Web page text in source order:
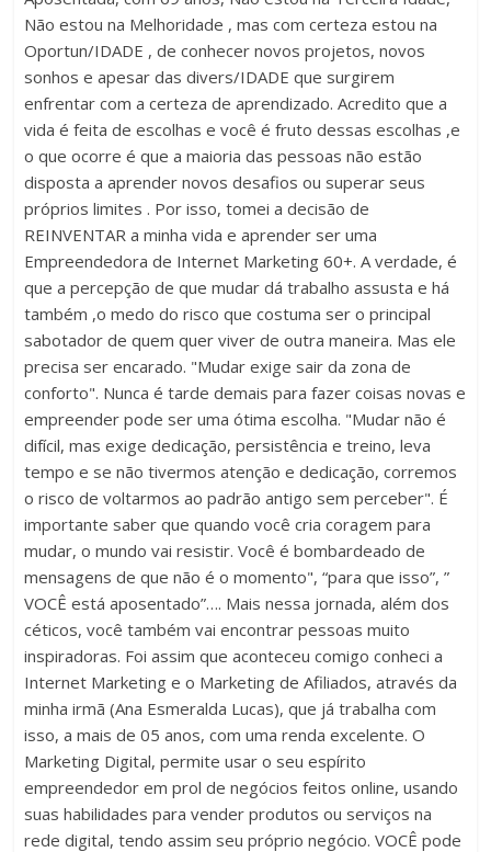
Não estou na Melhoridade , mas com certeza estou na
Oportun/IDADE , de conhecer novos projetos, novos
sonhos e apesar das divers/IDADE que surgirem
enfrentar com a certeza de aprendizado. Acredito que a
vida é feita de escolhas e você é fruto dessas escolhas ,e
o que ocorre é que a maioria das pessoas não estão
disposta a aprender novos desafios ou superar seus
próprios limites . Por isso, tomei a decisão de
REINVENTAR a minha vida e aprender ser uma
Empreendedora de Internet Marketing 60+. A verdade, é
que a percepção de que mudar dá trabalho assusta e há
também ,o medo do risco que costuma ser o principal
sabotador de quem quer viver de outra maneira. Mas ele
precisa ser encarado. "Mudar exige sair da zona de
conforto". Nunca é tarde demais para fazer coisas novas e
empreender pode ser uma ótima escolha. "Mudar não é
difícil, mas exige dedicação, persistência e treino, leva
tempo e se não tivermos atenção e dedicação, corremos
o risco de voltarmos ao padrão antigo sem perceber". É
importante saber que quando você cria coragem para
mudar, o mundo vai resistir. Você é bombardeado de
mensagens de que não é o momento", “para que isso”, ”
VOCÊ está aposentado”…. Mais nessa jornada, além dos
céticos, você também vai encontrar pessoas muito
inspiradoras. Foi assim que aconteceu comigo conheci a
Internet Marketing e o Marketing de Afiliados, através da
minha irmã (Ana Esmeralda Lucas), que já trabalha com
isso, a mais de 05 anos, com uma renda excelente. O
Marketing Digital, permite usar o seu espírito
empreendedor em prol de negócios feitos online, usando
suas habilidades para vender produtos ou serviços na
rede digital, tendo assim seu próprio negócio. VOCÊ pode